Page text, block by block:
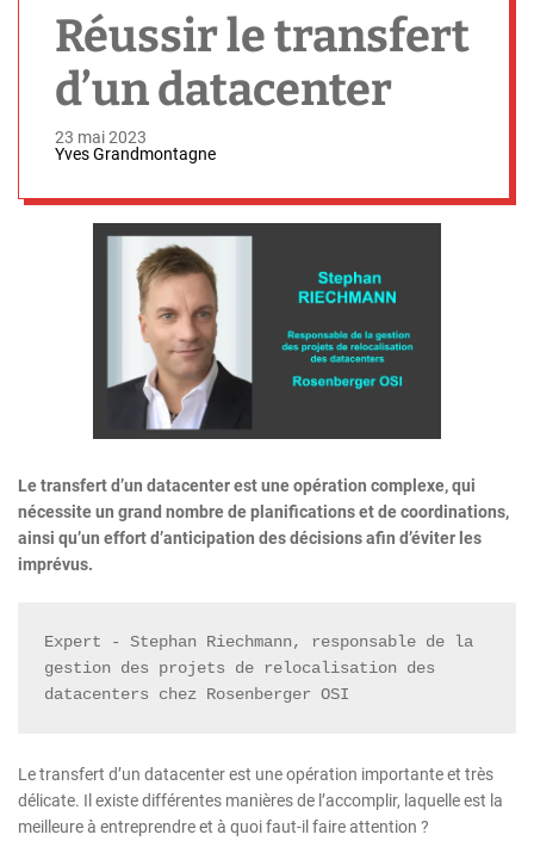
Réussir le transfert
d’un datacenter
23 mai 2023
Yves Grandmontagne
Le transfert d’un datacenter est une opération complexe, qui
nécessite un grand nombre de planifications et de coordinations,
ainsi qu’un effort d’anticipation des décisions afin d’éviter les
imprévus.
Expert - Stephan Riechmann, responsable de la
gestion des projets de relocalisation des
datacenters chez Rosenberger OSI
Le transfert d’un datacenter est une opération importante et très
délicate. Il existe différentes manières de l’accomplir, laquelle est la
meilleure à entreprendre et à quoi faut-il faire attention ?